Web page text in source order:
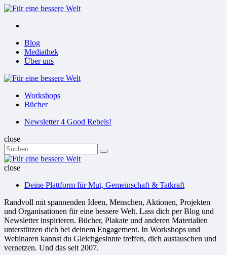
Menu
Menu
Blog
Mediathek
Über uns
Für
Workshops
Bücher
SuchenNewsletter 4 Good Rebels!
close
Search
for:
Suchen
Für
Welt
close
Deine Plattform für Mut, Gemeinschaft & Tatkraft
Randvoll mit spannenden Ideen, Menschen, Aktionen, Projekten
und Organisationen für eine bessere Welt. Lass dich per Blog und
Newsletter inspirieren. Bücher, Plakate und anderen Materialien
unterstützen dich bei deinem Engagement. In Workshops und
Webinaren kannst du Gleichgesinnte treffen, dich austauschen und
vernetzen. Und das seit 2007.